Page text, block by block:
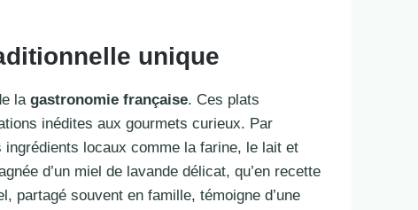
unique
la gastronomie française. Ces plats
inédites aux gourmets curieux. Par
locaux comme la farine, le lait et
d’un miel de lavande délicat, qu’en recette
partagé souvent en famille, témoigne d’une